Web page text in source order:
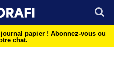
papier ! Abonnez-vous ou
chat.